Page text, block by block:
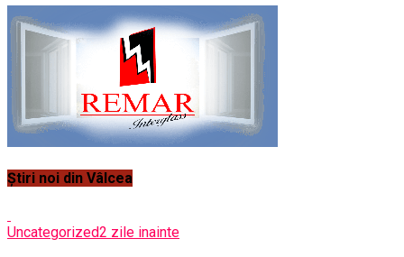
Știri noi din Vâlcea
Uncategorized2 zile inainte